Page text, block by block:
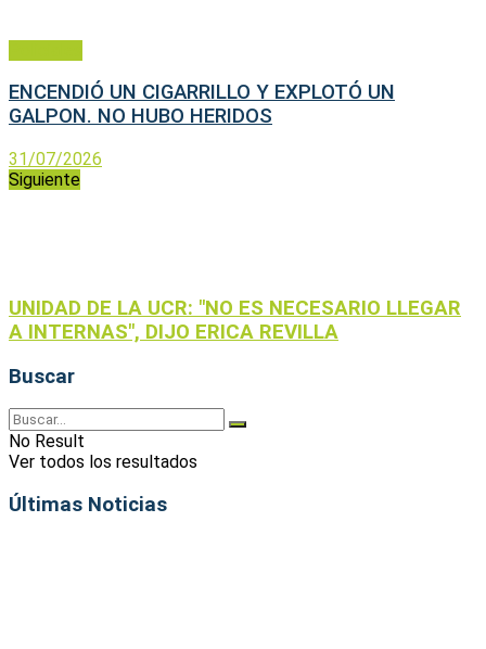
ENCENDIÓ UN CIGARRILLO Y EXPLOTÓ UN
GALPON. NO HUBO HERIDOS
31/07/2026
Siguiente
UNIDAD DE LA UCR: "NO ES NECESARIO LLEGAR
A INTERNAS", DIJO ERICA REVILLA
Buscar
No Result
Ver todos los resultados
Últimas Noticias